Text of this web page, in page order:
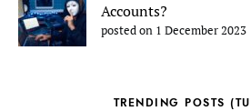
Accounts?
posted on 1 December 2023
TRENDING POSTS